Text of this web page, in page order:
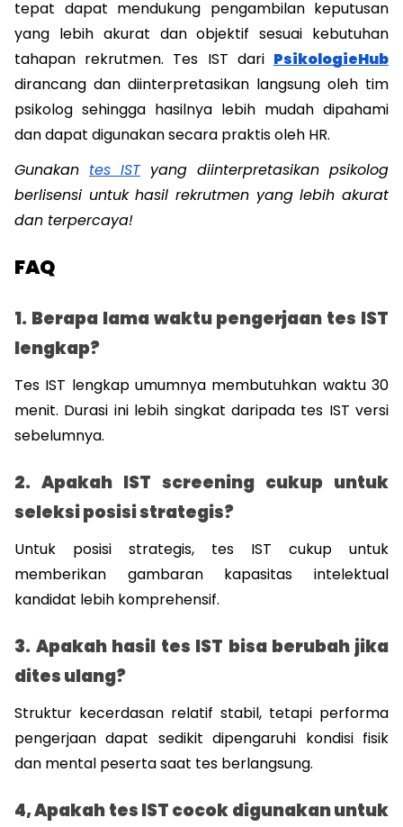
tepat dapat mendukung pengambilan keputusan
yang lebih akurat dan objektif sesuai kebutuhan
tahapan rekrutmen. Tes IST dari PsikologieHub
dirancang dan diinterpretasikan langsung oleh tim
psikolog sehingga hasilnya lebih mudah dipahami
dan dapat digunakan secara praktis oleh HR.
Gunakan tes IST yang diinterpretasikan psikolog
berlisensi untuk hasil rekrutmen yang lebih akurat
dan terpercaya!
FAQ
1. Berapa lama waktu pengerjaan tes IST
lengkap?
Tes IST lengkap umumnya membutuhkan waktu 30
menit. Durasi ini lebih singkat daripada tes IST versi
sebelumnya.
2. Apakah IST screening cukup untuk
seleksi posisi strategis?
Untuk posisi strategis, tes IST cukup untuk
memberikan gambaran kapasitas intelektual
kandidat lebih komprehensif.
3. Apakah hasil tes IST bisa berubah jika
dites ulang?
Struktur kecerdasan relatif stabil, tetapi performa
pengerjaan dapat sedikit dipengaruhi kondisi fisik
dan mental peserta saat tes berlangsung.
4, Apakah tes IST cocok digunakan untuk